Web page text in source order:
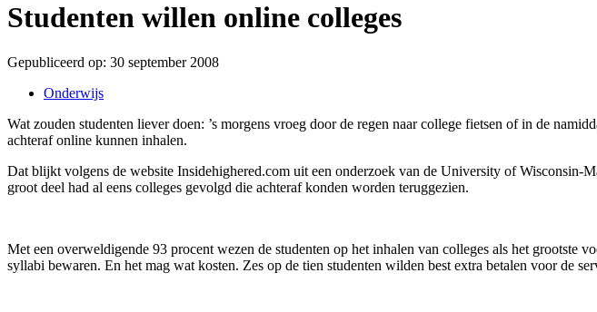
Studenten willen online colleges
Gepubliceerd op: 30 september 2008
Onderwijs
Wat zouden studenten liever doen: ’s morgens vroeg door de regen naar college fietsen of in de
achteraf online kunnen inhalen.
Dat blijkt volgens de website Insidehighered.com uit een onderzoek van de University of Wisconsin-
groot deel had al eens colleges gevolgd die achteraf konden worden teruggezien.
Met een overweldigende 93 procent wezen de studenten op het inhalen van colleges als het grootste
syllabi bewaren. En het mag wat kosten. Zes op de tien studenten wilden best extra betalen voor de